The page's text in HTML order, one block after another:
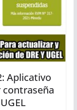
Aplicativo
contraseña